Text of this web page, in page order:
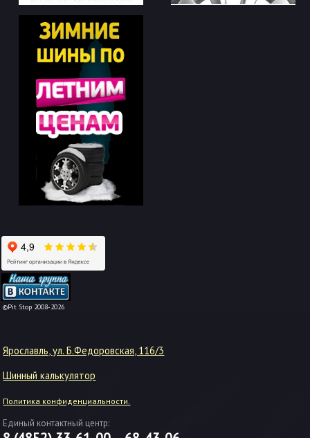
©Pit Stop 2008-2026
-->
Ярославль, ул. Б.Федоровская, 116/3
Шинный калькулятор
Политика конфиденциальности.
Единый контактный центр: